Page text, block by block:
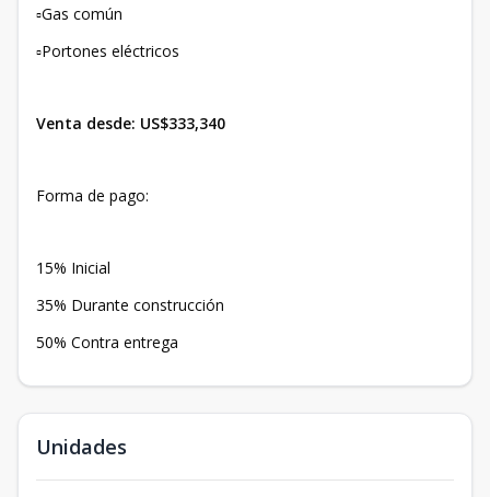
▫️Gas común
▫️Portones eléctricos
Venta desde: US$333,340
Forma de pago:
15% Inicial
35% Durante construcción
50% Contra entrega
Unidades